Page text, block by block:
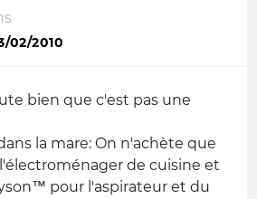
02/2010
bien que c'est pas une
la mare: On n'achète que
de cuisine et
pour l'aspirateur et du